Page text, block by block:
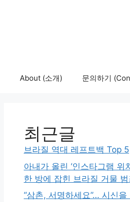
About (소개) 문의하기
최근글
브라질 역대 레프트백 Top 5
아내가 올린 ‘인스타그램 위
한 방에 잡힌 브라질 거물
“삼촌, 서명하세요”… 시신을